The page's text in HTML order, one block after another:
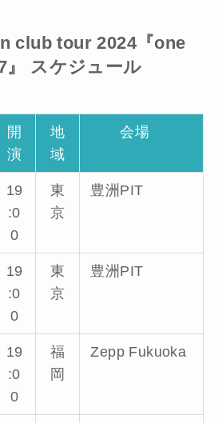
club tour 2024『one
スケジュール
開
演
地
域
会場
19
:0
0
東
京
豊洲PIT
19
:0
0
東
京
豊洲PIT
19
:0
0
福
岡
Zepp Fukuoka